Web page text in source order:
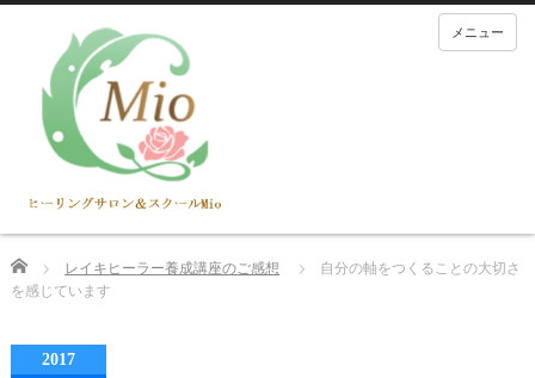
メニュー
Home レイキヒーラー養成講座のご感想
自分の軸をつくることの大切さ
を感じています
2017